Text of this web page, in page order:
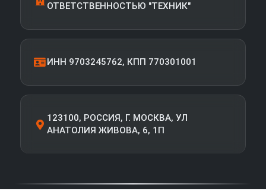
ОТВЕТСТВЕННОСТЬЮ "ТЕХНИК"
ИНН 9703245762, КПП 770301001
123100, РОССИЯ, Г. МОСКВА, УЛ
АНАТОЛИЯ ЖИВОВА, 6, 1П